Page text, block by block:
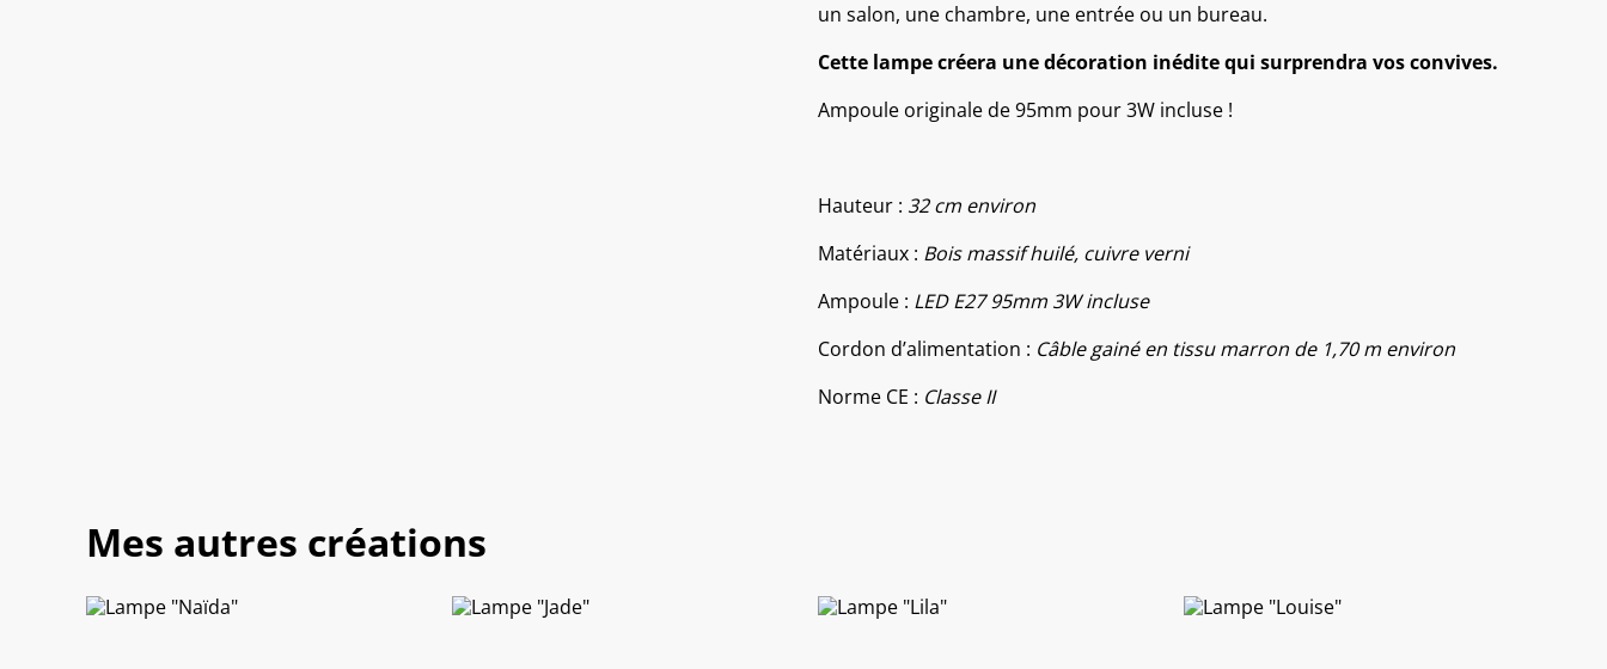
un salon, une chambre, une entrée ou un bureau.
Cette lampe créera une décoration inédite qui surprendra vos convives.
Ampoule originale de 95mm pour 3W incluse !
Hauteur : 32 cm environ
Matériaux : Bois massif huilé, cuivre verni
Ampoule : LED E27 95mm 3W incluse
Cordon d’alimentation : Câble gainé en tissu marron de 1,70 m environ
Norme CE : Classe II
Mes autres créations